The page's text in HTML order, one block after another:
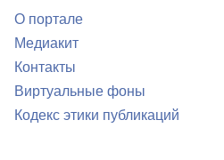
О портале
Медиакит
Контакты
Виртуальные фоны
Кодекс этики публикаций